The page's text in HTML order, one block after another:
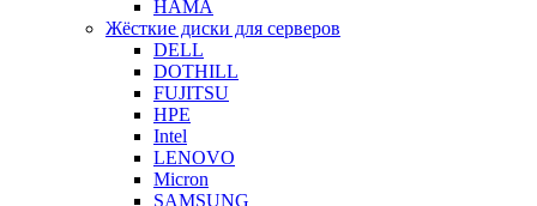
HAMA
Жёсткие диски для серверов
DELL
DOTHILL
FUJITSU
HPE
Intel
LENOVO
Micron
SAMSUNG